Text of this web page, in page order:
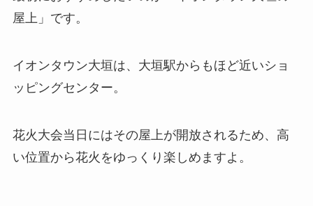
屋上」 です。
イオンタウン大垣は、大垣駅からもほど近いショ
ッピングセンター。
花火大会当日にはその屋上が開放されるため、高
い位置から花火をゆっくり楽しめますよ。